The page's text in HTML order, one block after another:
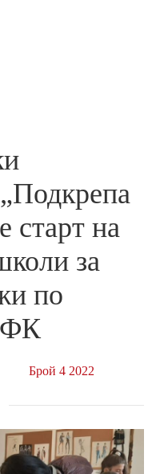
старт на
за
по
Брой 4 2022